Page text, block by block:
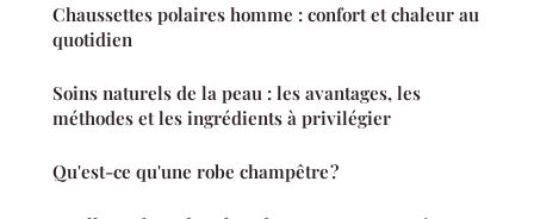
Chaussettes polaires homme : confort et chaleur au
quotidien
Soins naturels de la peau : les avantages, les
méthodes et les ingrédients à privilégier
Qu'est-ce qu'une robe champêtre ?